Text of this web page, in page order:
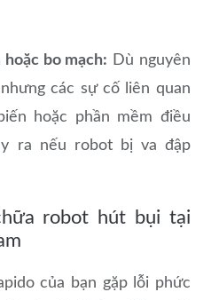
bo mạch: Dù nguyên
các sự cố liên quan
hoặc phần mềm điều
ra nếu robot bị va đập
robot hút bụi tại
của bạn gặp lỗi phức